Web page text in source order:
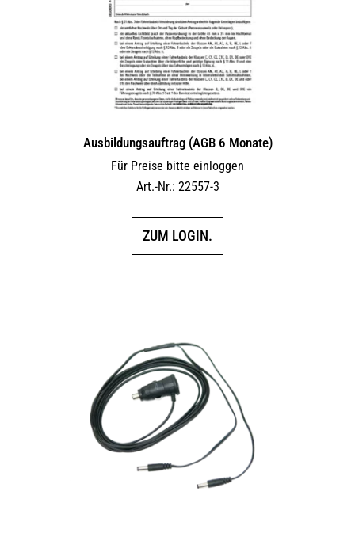
Ausbildungsauftrag (AGB 6 Monate)
Für Preise bitte einloggen
Art.-Nr.: 22557-3
ZUM LOGIN.